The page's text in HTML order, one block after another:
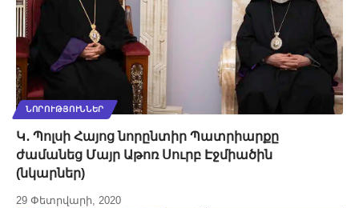
ՆՈՐՈՒԹՅՈՒՆՆԵՐ
Կ․ Պոլսի Հայոց նորընտիր Պատրիարքը
ժամանեց Մայր Աթոռ Սուրբ Էջմիածին
(նկարներ)
29 Փետրվարի, 2020